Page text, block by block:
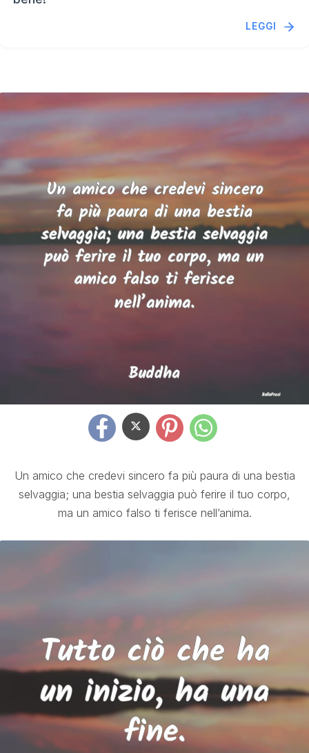
LEGGI
Un amico che credevi sincero fa più paura di una bestia
selvaggia; una bestia selvaggia può ferire il tuo corpo,
ma un amico falso ti ferisce nell’anima.